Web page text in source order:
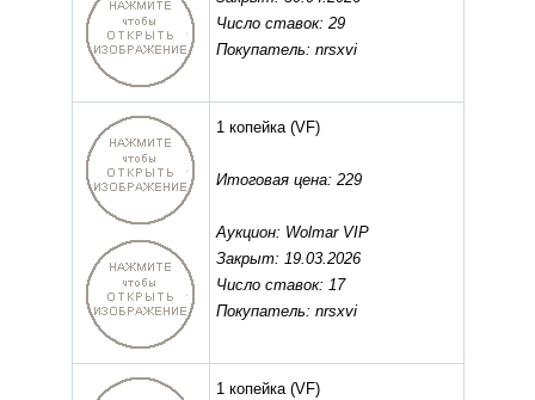
Число ставок: 29
Покупатель: nrsxvi
1 копейка(VF)
Итоговая цена: 229
Аукцион: Wolmar VIP
Закрыт: 19.03.2026
Число ставок: 17
Покупатель: nrsxvi
1 копейка(VF)